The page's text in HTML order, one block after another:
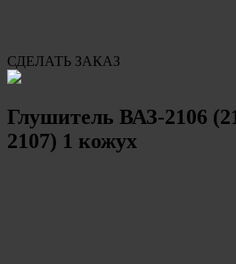
СДЕЛАТЬ ЗАКАЗ
Глушитель ВАЗ-2106
2107) 1 кожух